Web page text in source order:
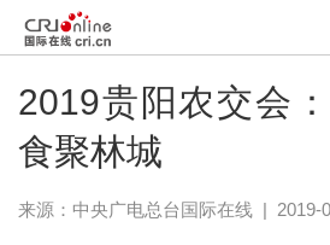
2019贵阳农交会
食聚林城
来源： 中央广电总台国际在线| 2019-